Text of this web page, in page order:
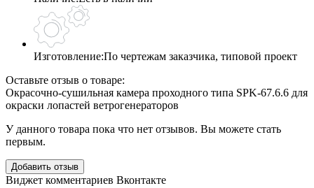
Изготовление:По чертежам заказчика, типовой проект
Оставьте отзыв о товаре:
Окрасочно-сушильная камера проходного типа SPK-67.6.6 для
окраски лопастей ветрогенераторов
У данного товара пока что нет отзывов. Вы можете стать
первым.
Добавить отзыв
Виджет комментариев Вконтакте